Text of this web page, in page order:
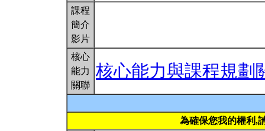
課程
簡介
影片
核心
能力
關聯
核心能力與課程規劃
為確保您我的權利,